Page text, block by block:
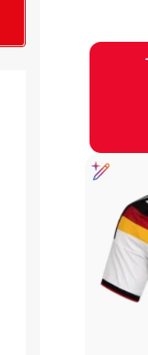
&
Tabelle